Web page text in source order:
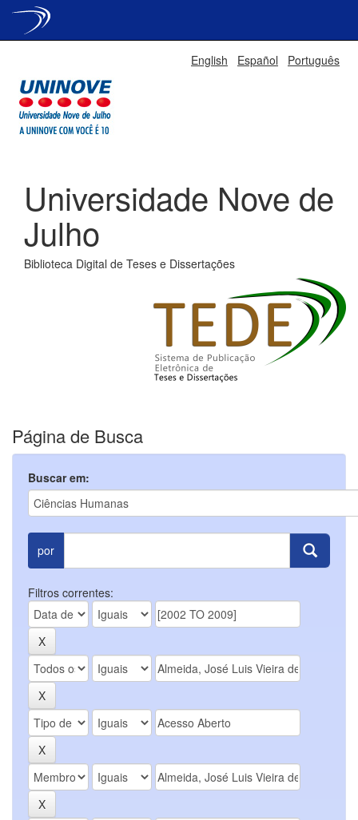
English Español Português
Universidade Nove de
Julho
Biblioteca Digital de Teses e Dissertações
Página de Busca
Buscar em:
por
Filtros correntes: